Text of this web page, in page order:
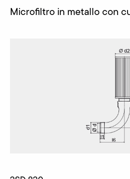
Microfiltro in metallo con